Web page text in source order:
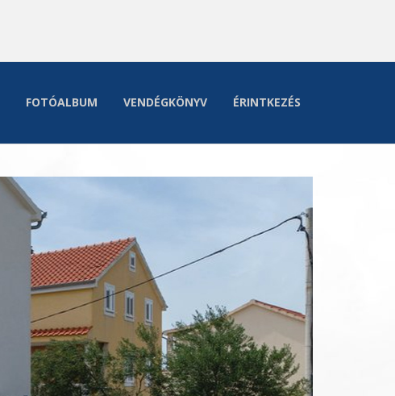
FOTÓALBUM VENDÉGKÖNYV ÉRINTKEZÉS